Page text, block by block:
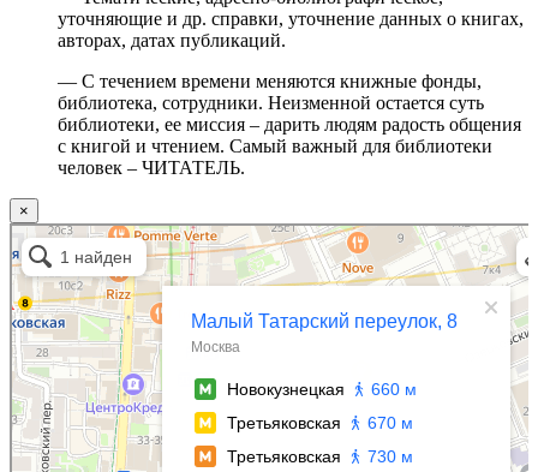
уточняющие и др. справки, уточнение данных о книгах,
авторах, датах публикаций.
— С течением времени меняются книжные фонды,
библиотека, сотрудники. Неизменной остается суть
библиотеки, ее миссия – дарить людям радость общения
с книгой и чтением. Самый важный для библиотеки
человек – ЧИТАТЕЛЬ.
×
Москва
Малый Татарский переулок, 8 на карте Москвы, ближайшее метро Новокузнецкая —
Яндекс.Карты